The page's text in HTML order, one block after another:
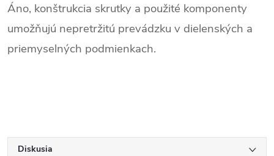
Áno, konštrukcia skrutky a použité komponenty
umožňujú nepretržitú prevádzku v dielenských a
priemyselných podmienkach.
Diskusia